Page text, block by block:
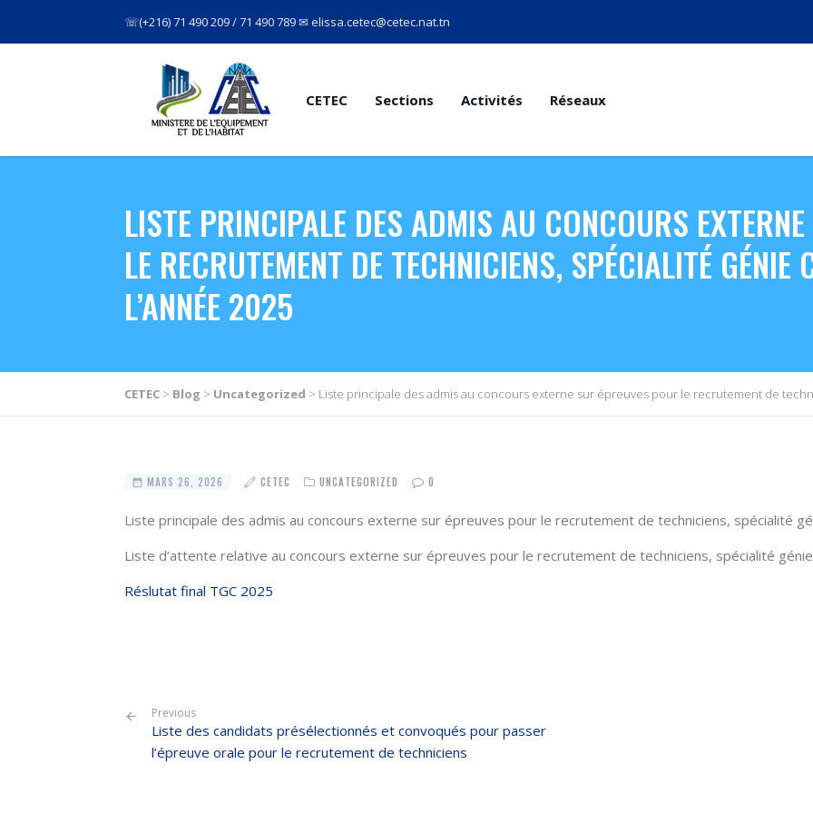
☏(+216) 71 490 209 / 71 490 789 ✉ elissa.cetec@cetec.nat.tn
CETEC Sections Activités Réseaux
LISTE PRINCIPALE DES ADMIS AU CONCOURS
LE RECRUTEMENT DE TECHNICIENS, SPÉCIALITÉ
L’ANNÉE 2025
CETEC > Blog > Uncategorized > Liste principale des admis au concours externe sur épreuves pour le recrutement de
MARS 26, 2026 CETEC UNCATEGORIZED 0
Liste principale des admis au concours externe sur épreuves pour le recrutement de techniciens, spécialité
Liste d’attente relative au concours externe sur épreuves pour le recrutement de techniciens, spécialité
Réslutat final TGC 2025
Previous
Liste des candidats présélectionnés et convoqués pour passer
l’épreuve orale pour le recrutement de techniciens